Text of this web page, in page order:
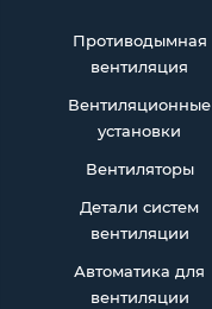
Противодымная
вентиляция
Вентиляционные
установки
Вентиляторы
Детали систем
вентиляции
Автоматика для
вентиляции